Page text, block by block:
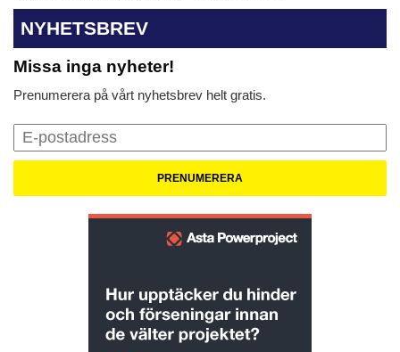
NYHETSBREV
Missa inga nyheter!
Prenumerera på vårt nyhetsbrev helt gratis.